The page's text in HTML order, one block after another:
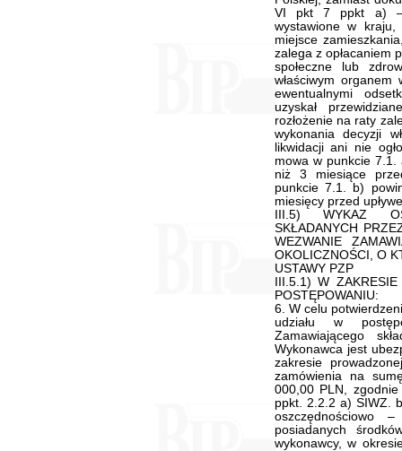
VI pkt 7 ppkt a) –
wystawione w
miejsce
zalega z opłacaniem
społeczne lub
właściwym
ewentualnymi
uzyskał
rozłożenie na raty
wykonania decyzji
likwidacji ani nie
mowa w punkcie 7.1.
niż 3 miesiące
punkcie 7.1. b)
miesięcy przed
III.5) WYKAZ
SKŁADANYCH
WEZWANIE
OKOLICZNOŚCI, O
USTAWY PZP
III.5.1) W
POSTĘPOWANIU:
6. W celu
udziału w
Zamawiającego
Wykonawca jest
zakresie
zamówienia na
000,00 PLN,
ppkt. 2.2.2 a) SIWZ.
oszczędnościowo
posiadanych
wykonawcy, w